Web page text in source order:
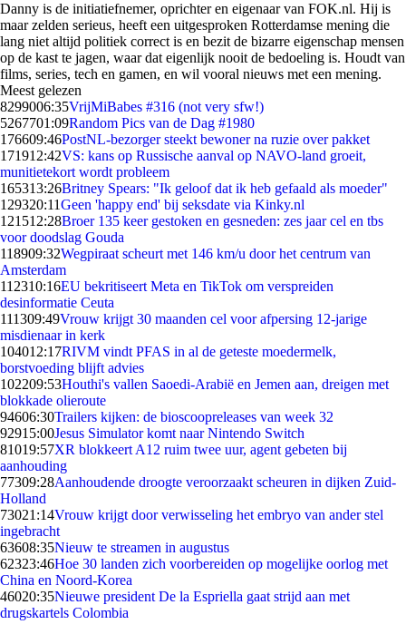
Danny is de initiatiefnemer, oprichter en eigenaar van FOK.nl. Hij is
maar zelden serieus, heeft een uitgesproken Rotterdamse mening die
lang niet altijd politiek correct is en bezit de bizarre eigenschap mensen
op de kast te jagen, waar dat eigenlijk nooit de bedoeling is. Houdt van
films, series, tech en gamen, en wil vooral nieuws met een mening.
Meest gelezen
8299006:35VrijMiBabes #316 (not very sfw!)
5267701:09Random Pics van de Dag #1980
176609:46PostNL-bezorger steekt bewoner na ruzie over pakket
171912:42VS: kans op Russische aanval op NAVO-land groeit,
munitietekort wordt probleem
165313:26Britney Spears: "Ik geloof dat ik heb gefaald als moeder"
129320:11Geen 'happy end' bij seksdate via Kinky.nl
121512:28Broer 135 keer gestoken en gesneden: zes jaar cel en tbs
voor doodslag Gouda
118909:32Wegpiraat scheurt met 146 km/u door het centrum van
Amsterdam
112310:16EU bekritiseert Meta en TikTok om verspreiden
desinformatie Ceuta
111309:49Vrouw krijgt 30 maanden cel voor afpersing 12-jarige
misdienaar in kerk
104012:17RIVM vindt PFAS in al de geteste moedermelk,
borstvoeding blijft advies
102209:53Houthi's vallen Saoedi-Arabië en Jemen aan, dreigen met
blokkade olieroute
94606:30Trailers kijken: de bioscoopreleases van week 32
92915:00Jesus Simulator komt naar Nintendo Switch
81019:57XR blokkeert A12 ruim twee uur, agent gebeten bij
aanhouding
77309:28Aanhoudende droogte veroorzaakt scheuren in dijken Zuid-
Holland
73021:14Vrouw krijgt door verwisseling het embryo van ander stel
ingebracht
63608:35Nieuw te streamen in augustus
62323:46Hoe 30 landen zich voorbereiden op mogelijke oorlog met
China en Noord-Korea
46020:35Nieuwe president De la Espriella gaat strijd aan met
drugskartels Colombia